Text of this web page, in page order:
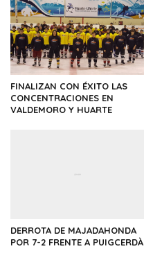
FINALIZAN CON ÉXITO LAS
CONCENTRACIONES EN
VALDEMORO Y HUARTE
DERROTA DE MAJADAHONDA
POR 7-2 FRENTE A PUIGCERDÀ